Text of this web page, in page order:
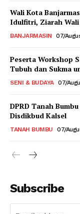
Wali Kota
Idulfitri, Ziarah Wali
BANJARMASIN 07/
Peserta Workshop
Tubuh dan Sukma
SENI & BUDAYA 07/
DPRD Tanah
Disdikbud Kalsel
TANAH BUMBU 07/
Subscribe